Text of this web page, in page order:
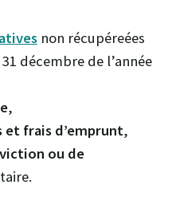
non récupéreées
décembre de l’année
,
frais d’emprunt,
ou de